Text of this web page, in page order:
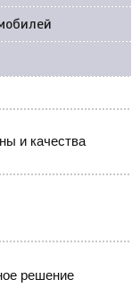
и качества
решение